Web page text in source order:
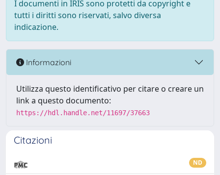
I documenti in IRIS sono protetti da copyright e
tutti i diritti sono riservati, salvo diversa
indicazione.
Informazioni
Utilizza questo identificativo per citare o creare un
link a questo documento:
https://hdl.handle.net/11697/37663
Citazioni
ND